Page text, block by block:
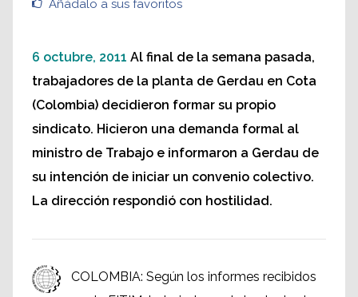
Añádalo a sus favoritos
6 octubre, 2011 Al final de la semana pasada,
trabajadores de la planta de Gerdau en Cota
(Colombia) decidieron formar su propio
sindicato. Hicieron una demanda formal al
ministro de Trabajo e informaron a Gerdau de
su intención de iniciar un convenio colectivo.
La dirección respondió con hostilidad.
COLOMBIA: Según los informes recibidos